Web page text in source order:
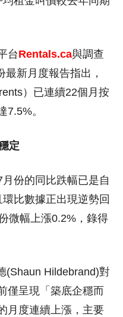
台Rentals.ca與調查
最新月度報告指出，
）已連續22個月按
7.5%。
定
份的同比跌幅已是自
比數據正出現逆勢回
微幅上漲0.2%，錄得
(Shaun Hildebrand)對
僅呈現「築底企穩而
月度連續上漲，主要